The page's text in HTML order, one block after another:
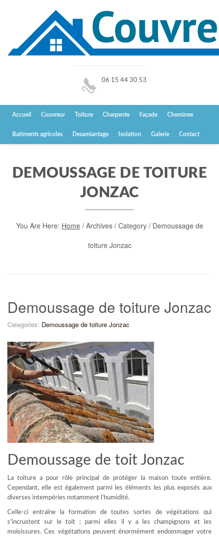
06 15 44 30 53
Accueil Couvreur Toiture Charpente Façade Cheminee
Batiments agricoles Desamiantage Isolation Galerie Contact
DEMOUSSAGE DE TOITURE
JONZAC
You Are Here: Home/ Archives/ Category / Demoussage de
toiture Jonzac
Demoussage de toiture Jonzac
Categories: Demoussage de toiture Jonzac
Demoussage de toit Jonzac
La toiture a pour rôle principal de protéger la maison toute entière.
Cependant, elle est également parmi les éléments les plus exposés aux
diverses intempéries notamment l’humidité.
Celle-ci entraîne la formation de toutes sortes de végétations qui
s’incrustent sur le toit ; parmi elles il y a les champignons et les
moisissures. Ces végétations peuvent énormément endommager votre